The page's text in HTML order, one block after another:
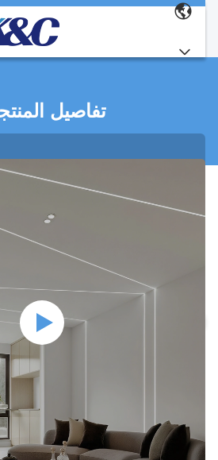
تفاصيل